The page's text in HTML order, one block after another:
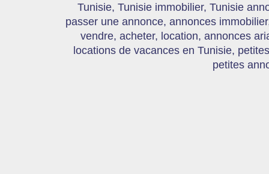
Tunisie, Tunisie immobilier, Tunisie
passer une annonce, annonces
vendre, acheter, location, annonces
locations de vacances en Tunisie,
petites